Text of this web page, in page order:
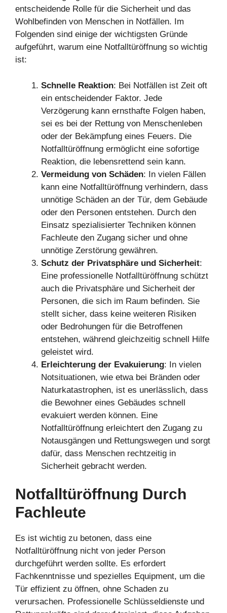
entscheidende Rolle für die Sicherheit und das
Wohlbefinden von Menschen in Notfällen. Im
Folgenden sind einige der wichtigsten Gründe
aufgeführt, warum eine Notfalltüröffnung so wichtig
ist:
Schnelle Reaktion: Bei Notfällen ist Zeit oft
ein entscheidender Faktor. Jede
Verzögerung kann ernsthafte Folgen haben,
sei es bei der Rettung von Menschenleben
oder der Bekämpfung eines Feuers. Die
Notfalltüröffnung ermöglicht eine sofortige
Reaktion, die lebensrettend sein kann.
Vermeidung von Schäden: In vielen Fällen
kann eine Notfalltüröffnung verhindern, dass
unnötige Schäden an der Tür, dem Gebäude
oder den Personen entstehen. Durch den
Einsatz spezialisierter Techniken können
Fachleute den Zugang sicher und ohne
unnötige Zerstörung gewähren.
Schutz der Privatsphäre und Sicherheit:
Eine professionelle Notfalltüröffnung schützt
auch die Privatsphäre und Sicherheit der
Personen, die sich im Raum befinden. Sie
stellt sicher, dass keine weiteren Risiken
oder Bedrohungen für die Betroffenen
entstehen, während gleichzeitig schnell Hilfe
geleistet wird.
Erleichterung der Evakuierung: In vielen
Notsituationen, wie etwa bei Bränden oder
Naturkatastrophen, ist es unerlässlich, dass
die Bewohner eines Gebäudes schnell
evakuiert werden können. Eine
Notfalltüröffnung erleichtert den Zugang zu
Notausgängen und Rettungswegen und sorgt
dafür, dass Menschen rechtzeitig in
Sicherheit gebracht werden.
Notfalltüröffnung Durch
Fachleute
Es ist wichtig zu betonen, dass eine
Notfalltüröffnung nicht von jeder Person
durchgeführt werden sollte. Es erfordert
Fachkenntnisse und spezielles Equipment, um die
Tür effizient zu öffnen, ohne Schaden zu
verursachen. Professionelle Schlüsseldienste und